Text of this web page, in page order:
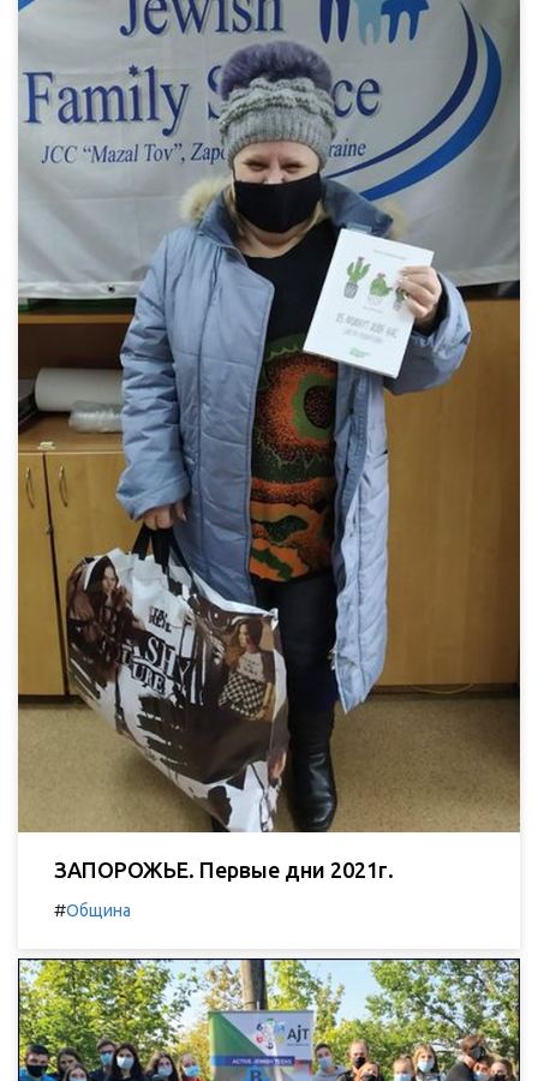
ЗАПОРОЖЬЕ. Первые дни 2021г.
#Община